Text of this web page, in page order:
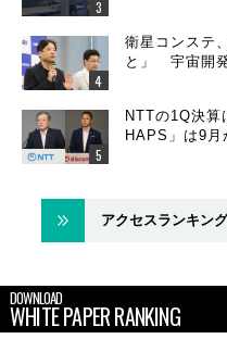
衛星コンステ
と」 宇宙開
NTTの1Q決
HAPS」は9月
アクセスランキン
DOWNLOAD
WHITE PAPER RANKING